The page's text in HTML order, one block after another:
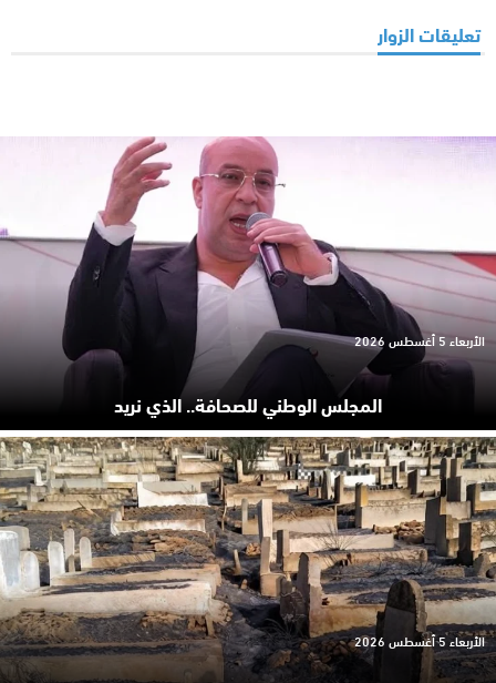
تعليقات الزوار
المجلس الوطني للصحافة.. الذي نريد
الأربعاء 5 أغسطس 2026
الأربعاء 5 أغسطس 2026